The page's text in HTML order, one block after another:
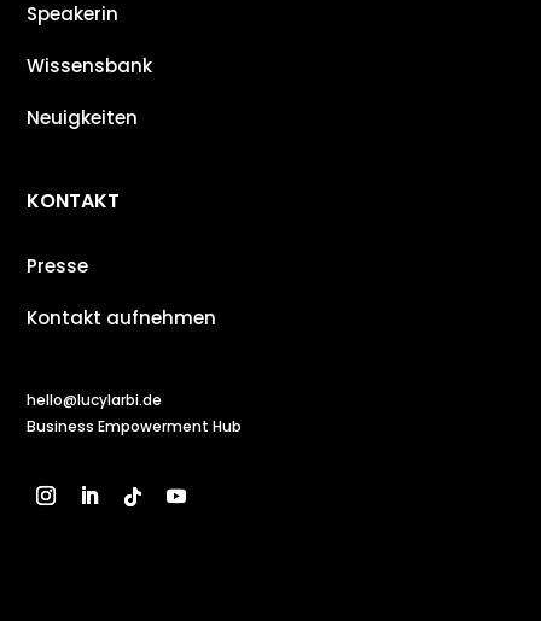
Speakerin
Wissensbank
Neuigkeiten
KONTAKT
Presse
Kontakt aufnehmen
hello@lucylarbi.de
Business Empowerment Hub